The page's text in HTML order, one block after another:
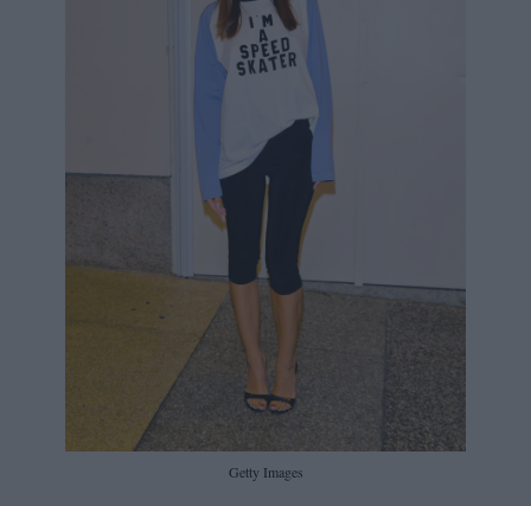
Getty Images